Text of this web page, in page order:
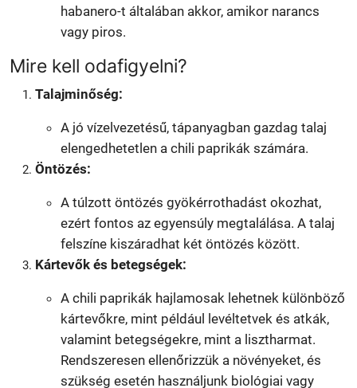
habanero-t általában akkor, amikor narancs
vagy piros.
Mire kell odafigyelni?
Talajminőség:
A jó vízelvezetésű, tápanyagban gazdag talaj
elengedhetetlen a chili paprikák számára.
Öntözés:
A túlzott öntözés gyökérrothadást okozhat,
ezért fontos az egyensúly megtalálása. A talaj
felszíne kiszáradhat két öntözés között.
Kártevők és betegségek:
A chili paprikák hajlamosak lehetnek különböző
kártevőkre, mint például levéltetvek és atkák,
valamint betegségekre, mint a lisztharmat.
Rendszeresen ellenőrizzük a növényeket, és
szükség esetén használjunk biológiai vagy